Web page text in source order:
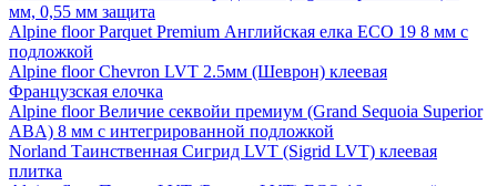
мм, 0,55 мм защита
Alpine floor Parquet Premium Английская елка ECO 19 8 мм с
подложкой
Alpine floor Chevron LVT 2.5мм (Шеврон) клеевая
Французская елочка
Alpine floor Величие секвойи премиум (Grand Sequoia Superior
ABA) 8 мм с интегрированной подложкой
Norland Таинственная Сигрид LVT (Sigrid LVT) клеевая
плитка